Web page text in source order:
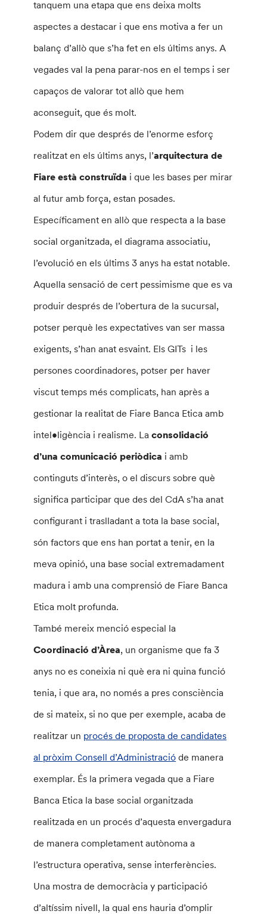
tanquem una etapa que ens deixa molts
aspectes a destacar i que ens motiva a fer un
balanç d’allò que s’ha fet en els últims anys. A
vegades val la pena parar-nos en el temps i ser
capaços de valorar tot allò que hem
aconseguit, que és molt.
Podem dir que després de l’enorme esforç
realitzat en els últims anys, l’arquitectura de
Fiare està construïda i que les bases per mirar
al futur amb força, estan posades.
Específicament en allò que respecta a la base
social organitzada, el diagrama associatiu,
l’evolució en els últims 3 anys ha estat notable.
Aquella sensació de cert pessimisme que es va
produir després de l’obertura de la sucursal,
potser perquè les expectatives van ser massa
exigents, s’han anat esvaint. Els GITs i les
persones coordinadores, potser per haver
viscut temps més complicats, han après a
gestionar la realitat de Fiare Banca Etica amb
intel•ligència i realisme. Laconsolidació
d’una comunicació periòdica i amb
continguts d’interès, o el discurs sobre què
significa participar que des del CdA s’ha anat
configurant i traslladant a tota la base social,
són factors que ens han portat a tenir, en la
meva opinió, una base social extremadament
madura i amb una comprensió de Fiare Banca
Etica molt profunda.
També mereix menció especial la
Coordinació d’Àrea, un organisme que fa 3
anys no es coneixia ni què era ni quina funció
tenia, i que ara, no només a pres consciència
de si mateix, si no que per exemple, acaba de
realitzar un procés de proposta de candidates
al pròxim Consell d’Administració de manera
exemplar. És la primera vegada que a Fiare
Banca Etica la base social organitzada
realitzada en un procés d’aquesta envergadura
de manera completament autònoma a
l’estructura operativa, sense interferències.
Una mostra de democràcia y participació
d’altíssim nivell, la qual ens hauria d’omplir